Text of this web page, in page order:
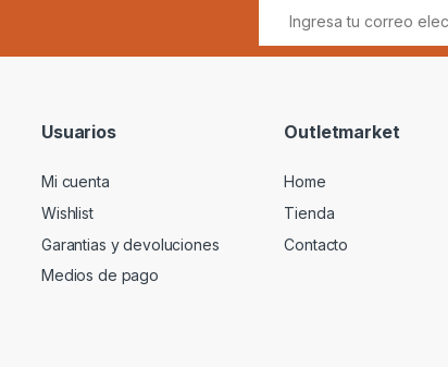
Usuarios
Mi cuenta
Wishlist
Garantias y devoluciones
Medios de pago
Outletmarket
Home
Tienda
Contacto